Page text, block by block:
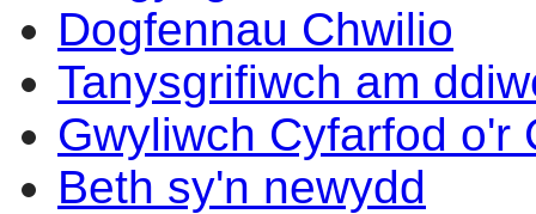
Dogfennau Chwilio
Tanysgrifiwch am
Gwyliwch Cyfarfod o'r
Beth sy'n newydd